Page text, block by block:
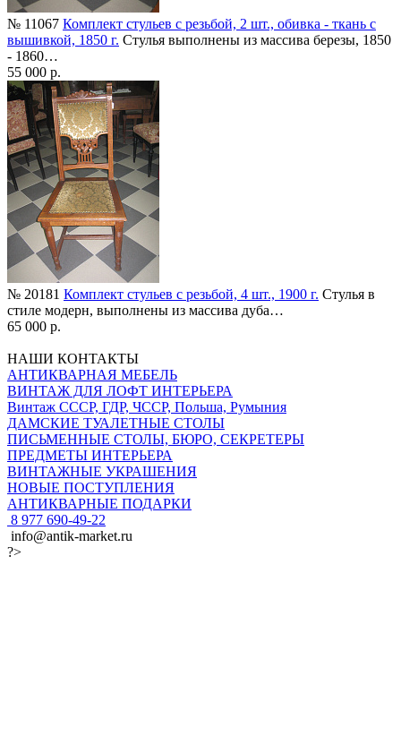
№ 11067 Комплект стульев с резьбой, 2 шт., обивка - ткань с
вышивкой, 1850 г. Стулья выполнены из массива березы, 1850
- 1860…
55 000 р.
№ 20181 Комплект стульев с резьбой, 4 шт., 1900 г. Стулья в
стиле модерн, выполнены из массива дуба…
65 000 р.
НАШИ КОНТАКТЫ
АНТИКВАРНАЯ МЕБЕЛЬ
ВИНТАЖ ДЛЯ ЛОФТ ИНТЕРЬЕРА
Винтаж СССР, ГДР, ЧССР, Польша, Румыния
ДАМСКИЕ ТУАЛЕТНЫЕ СТОЛЫ
ПИСЬМЕННЫЕ СТОЛЫ, БЮРО, СЕКРЕТЕРЫ
ПРЕДМЕТЫ ИНТЕРЬЕРА
ВИНТАЖНЫЕ УКРАШЕНИЯ
НОВЫЕ ПОСТУПЛЕНИЯ
АНТИКВАРНЫЕ ПОДАРКИ
8 977 690-49-22
info@antik-market.ru
?>